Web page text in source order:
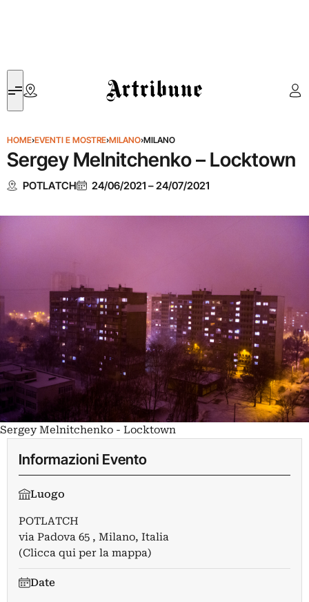
Artribune
HOME›EVENTI E MOSTRE›MILANO›MILANO
Sergey Melnitchenko – Locktown
POTLATCH 24/06/2021 –24/07/2021
Sergey Melnitchenko - Locktown
Informazioni Evento
Luogo
POTLATCH
via Padova 65 , Milano, Italia
(Clicca qui per la mappa)
Date